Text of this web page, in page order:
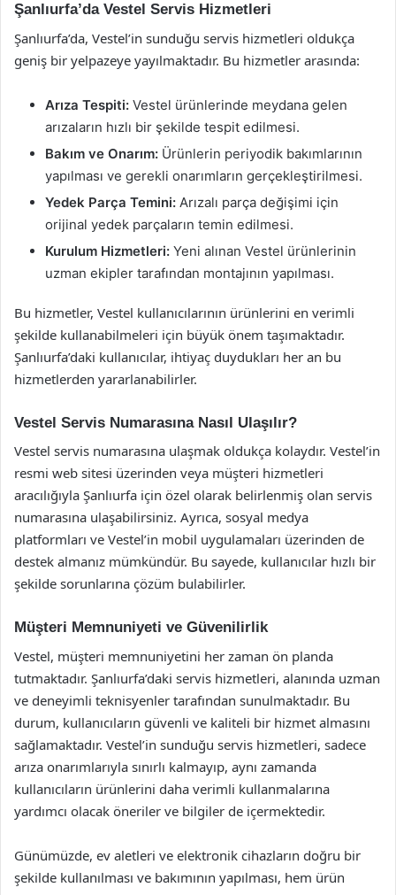
Şanlıurfa’da Vestel Servis Hizmetleri
Şanlıurfa’da, Vestel’in sunduğu servis hizmetleri oldukça
geniş bir yelpazeye yayılmaktadır. Bu hizmetler arasında:
Arıza Tespiti: Vestel ürünlerinde meydana gelen
arızaların hızlı bir şekilde tespit edilmesi.
Bakım ve Onarım: Ürünlerin periyodik bakımlarının
yapılması ve gerekli onarımların gerçekleştirilmesi.
Yedek Parça Temini: Arızalı parça değişimi için
orijinal yedek parçaların temin edilmesi.
Kurulum Hizmetleri: Yeni alınan Vestel ürünlerinin
uzman ekipler tarafından montajının yapılması.
Bu hizmetler, Vestel kullanıcılarının ürünlerini en verimli
şekilde kullanabilmeleri için büyük önem taşımaktadır.
Şanlıurfa’daki kullanıcılar, ihtiyaç duydukları her an bu
hizmetlerden yararlanabilirler.
Vestel Servis Numarasına Nasıl Ulaşılır?
Vestel servis numarasına ulaşmak oldukça kolaydır. Vestel’in
resmi web sitesi üzerinden veya müşteri hizmetleri
aracılığıyla Şanlıurfa için özel olarak belirlenmiş olan servis
numarasına ulaşabilirsiniz. Ayrıca, sosyal medya
platformları ve Vestel’in mobil uygulamaları üzerinden de
destek almanız mümkündür. Bu sayede, kullanıcılar hızlı bir
şekilde sorunlarına çözüm bulabilirler.
Müşteri Memnuniyeti ve Güvenilirlik
Vestel, müşteri memnuniyetini her zaman ön planda
tutmaktadır. Şanlıurfa’daki servis hizmetleri, alanında uzman
ve deneyimli teknisyenler tarafından sunulmaktadır. Bu
durum, kullanıcıların güvenli ve kaliteli bir hizmet almasını
sağlamaktadır. Vestel’in sunduğu servis hizmetleri, sadece
arıza onarımlarıyla sınırlı kalmayıp, aynı zamanda
kullanıcıların ürünlerini daha verimli kullanmalarına
yardımcı olacak öneriler ve bilgiler de içermektedir.
Günümüzde, ev aletleri ve elektronik cihazların doğru bir
şekilde kullanılması ve bakımının yapılması, hem ürün